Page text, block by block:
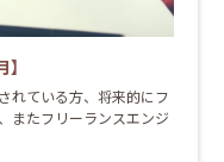
れている方、将来的にフ
またフリーランスエンジ